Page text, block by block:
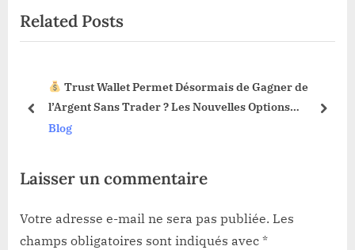
u
s
s
P
o
Related Posts
Trust Wallet Permet Désormais de Gagner de
l’Argent Sans Trader ? Les Nouvelles Options
Dévoilées !
Blog
prev next
Laisser un commentaire
Votre adresse e-mail ne sera pas publiée. Les
champs obligatoires sont indiqués avec *